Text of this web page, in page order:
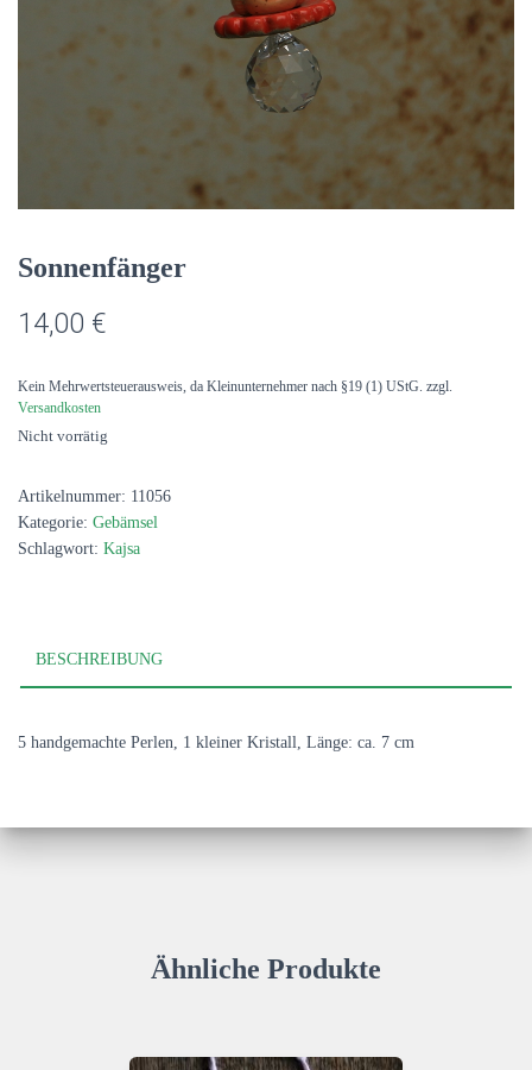
Sonnenfänger
14,00 €
Kein Mehrwertsteuerausweis, da Kleinunternehmer nach §19 (1) UStG. zzgl.
Versandkosten
Nicht vorrätig
Artikelnummer: 11056
Kategorie: Gebämsel
Schlagwort: Kajsa
BESCHREIBUNG
5 handgemachte Perlen, 1 kleiner Kristall, Länge: ca. 7 cm
Ähnliche Produkte